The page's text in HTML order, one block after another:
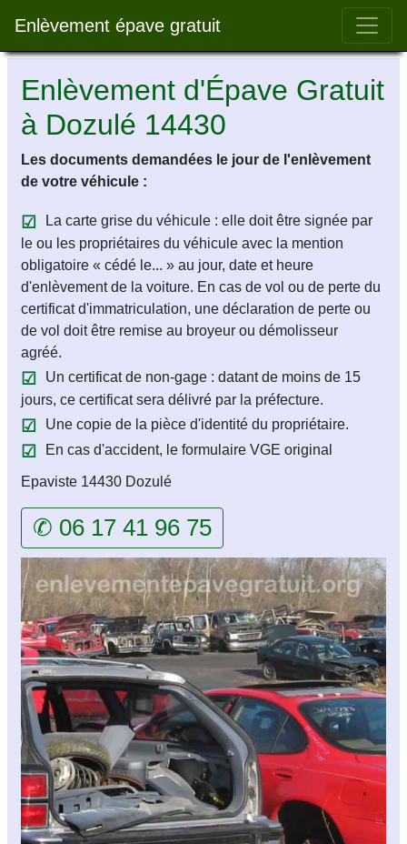
Enlèvement épave gratuit Bar
Enlèvement d'Épave Gratuit
à Dozulé 14430
Les documents demandées le jour de l'enlèvement
de votre véhicule :
La carte grise du véhicule : elle doit être signée par
le ou les propriétaires du véhicule avec la mention
obligatoire « cédé le... » au jour, date et heure
d'enlèvement de la voiture. En cas de vol ou de perte du
certificat d'immatriculation, une déclaration de perte ou
de vol doit être remise au broyeur ou démolisseur
agréé.
Un certificat de non-gage : datant de moins de 15
jours, ce certificat sera délivré par la préfecture.
Une copie de la pièce d'identité du propriétaire.
En cas d'accident, le formulaire VGE original
Epaviste 14430 Dozulé
✆ 06 17 41 96 75